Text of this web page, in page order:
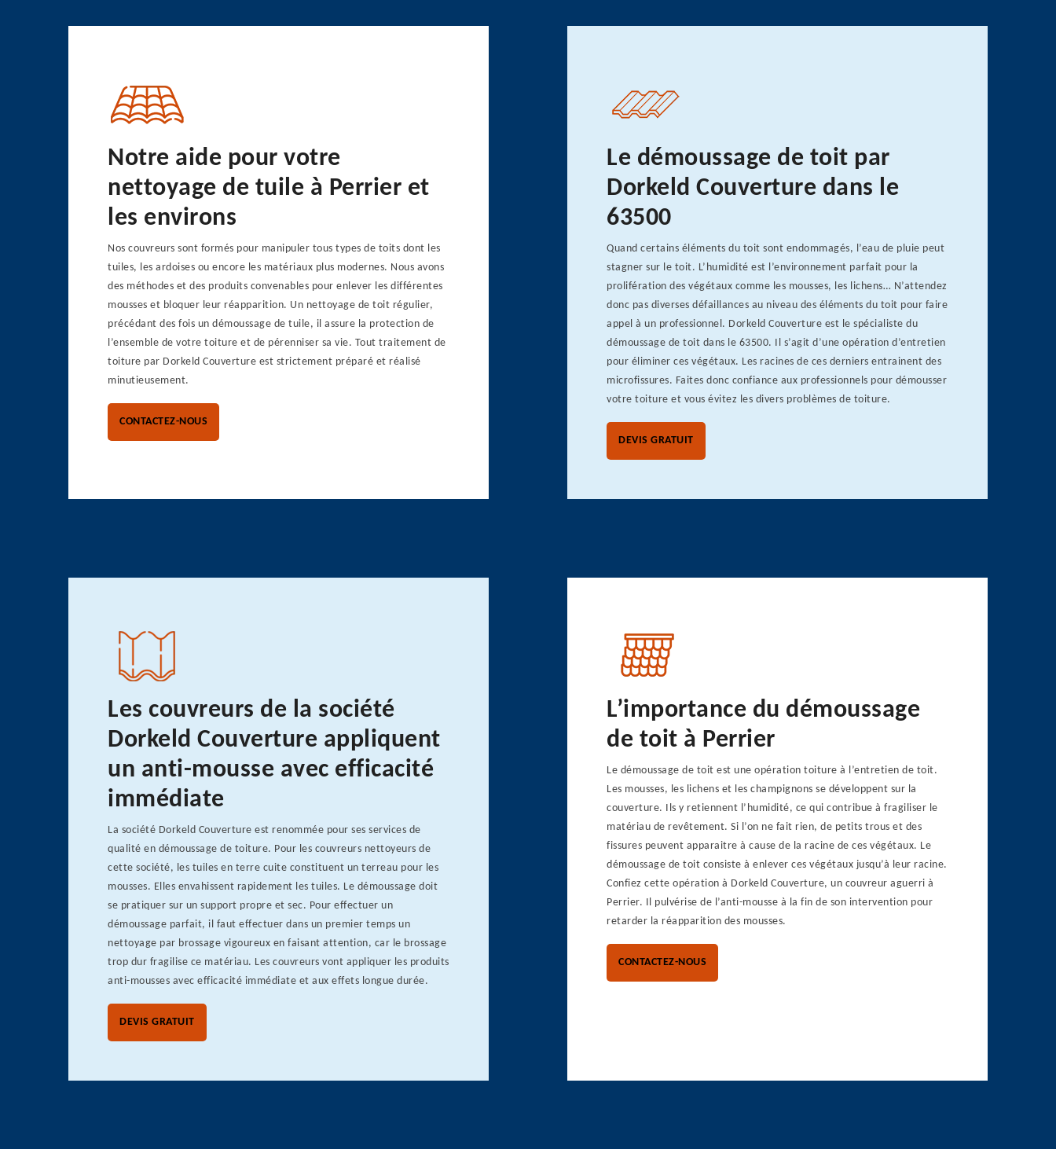
Notre aide pour votre
nettoyage de tuile à Perrier et
les environs
Nos couvreurs sont formés pour manipuler tous types de toits dont les
tuiles, les ardoises ou encore les matériaux plus modernes. Nous avons
des méthodes et des produits convenables pour enlever les différentes
mousses et bloquer leur réapparition. Un nettoyage de toit régulier,
précédant des fois un démoussage de tuile, il assure la protection de
l’ensemble de votre toiture et de pérenniser sa vie. Tout traitement de
toiture par Dorkeld Couverture est strictement préparé et réalisé
minutieusement.
CONTACTEZ-NOUS
Le démoussage de toit par
Dorkeld Couverture dans le
63500
Quand certains éléments du toit sont endommagés, l’eau de pluie peut
stagner sur le toit. L’humidité est l’environnement parfait pour la
prolifération des végétaux comme les mousses, les lichens… N’attendez
donc pas diverses défaillances au niveau des éléments du toit pour faire
appel à un professionnel. Dorkeld Couverture est le spécialiste du
démoussage de toit dans le 63500. Il s’agit d’une opération d’entretien
pour éliminer ces végétaux. Les racines de ces derniers entrainent des
microfissures. Faites donc confiance aux professionnels pour démousser
votre toiture et vous évitez les divers problèmes de toiture.
DEVIS GRATUIT
Les couvreurs de la société
Dorkeld Couverture appliquent
un anti-mousse avec efficacité
immédiate
La société Dorkeld Couverture est renommée pour ses services de
qualité en démoussage de toiture. Pour les couvreurs nettoyeurs de
cette société, les tuiles en terre cuite constituent un terreau pour les
mousses. Elles envahissent rapidement les tuiles. Le démoussage doit
se pratiquer sur un support propre et sec. Pour effectuer un
démoussage parfait, il faut effectuer dans un premier temps un
nettoyage par brossage vigoureux en faisant attention, car le brossage
trop dur fragilise ce matériau. Les couvreurs vont appliquer les produits
anti-mousses avec efficacité immédiate et aux effets longue durée.
DEVIS GRATUIT
L’importance du démoussage
de toit à Perrier
Le démoussage de toit est une opération toiture à l’entretien de toit.
Les mousses, les lichens et les champignons se développent sur la
couverture. Ils y retiennent l’humidité, ce qui contribue à fragiliser le
matériau de revêtement. Si l’on ne fait rien, de petits trous et des
fissures peuvent apparaitre à cause de la racine de ces végétaux. Le
démoussage de toit consiste à enlever ces végétaux jusqu’à leur racine.
Confiez cette opération à Dorkeld Couverture, un couvreur aguerri à
Perrier. Il pulvérise de l’anti-mousse à la fin de son intervention pour
retarder la réapparition des mousses.
CONTACTEZ-NOUS